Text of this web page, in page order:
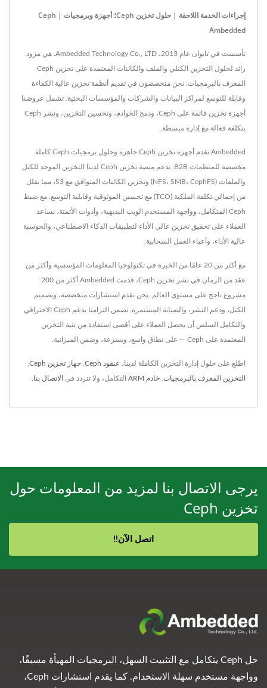
إجراءات الخدمة اللاحقة | حلول تخزين Ceph؛ أجهزة وبرمجيات Ceph |
Ambedded
تأسست في تايوان عام 2013، Ambedded Technology Co., LTD. هي مزود
رائد لحلول التخزين الكتلي والملف والكائنات المعتمدة على تخزين Ceph
المعرف بالبرمجيات. نحن متخصصون في تقديم أنظمة تخزين عالية الكفاءة
وقابلة للتوسع لمراكز البيانات والشركات والمؤسسات البحثية. تشمل عروضنا
أجهزة تخزين قائمة على Ceph، ودمج الخوادم، وتحسين التخزين، ونشر Ceph
بتكلفة فعالة مع إدارة مبسطة.
Ambedded تقدم أجهزة تخزين Ceph جاهزة وحلول برمجيات Ceph كاملة
مخصصة للمنظمات B2B. تدعم منصة تخزين Ceph لدينا التخزين الموحد للكتل
والملفات (NFS، SMB، CephFS) وتخزين الكائنات المتوافق مع S3، مما يقلل
من إجمالي تكلفة الملكية (TCO) مع تحسين الموثوقية وقابلية التوسع. مع ضبط
Ceph المتكامل، وواجهة المستخدم الويب البديهية، وأدوات الأتمتة، نساعد
العملاء على تحقيق تخزين عالي الأداء لتطبيقات الذكاء الاصطناعي، والحوسبة
عالية الأداء، وأعباء العمل السحابية.
مع أكثر من 20 عامًا من الخبرة في تكنولوجيا المعلومات المؤسسية وأكثر من
عقد من الزمان في نشر تخزين Ceph، قدمت Ambedded أكثر من 200
مشروع ناجح على مستوى العالم. نحن نقدم استشارات متخصصة، وتصميم
الكتل، ودعم النشر، والصيانة المستمرة. تضمن التزامنا بدعم Ceph الاحترافي
والتكامل السلس أن يحصل العملاء على أقصى استفادة من بنية التخزين
المعتمدة على Ceph — على نطاق واسع، وبسرعة، وضمن الميزانية.
اطلع على حلول إدارة التخزين الكاملة لدينا، عنقود Ceph جهاز تخزين Ceph
التخزين المعرف بالبرمجيات خادم ARM التكامل، ولا تتردد في الاتصال بنا
يرجى الاتصال بنا لمزيد من المعلومات حول
تخزين Ceph
اتصل الآن!!
حل Ceph يتكامل مع التثبيت السهل، البرمجيات المهيأة مسبقًا،
وواجهة مستخدم سهلة الاستخدام. كما يقدم استشارات Ceph،